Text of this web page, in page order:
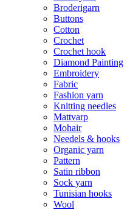
Broderigarn
Buttons
Cotton
Crochet
Crochet hook
Diamond Painting
Embroidery
Fabric
Fashion yarn
Knitting needles
Mattvarp
Mohair
Needels & hooks
Organic yarn
Pattern
Satin ribbon
Sock yarn
Tunisian hooks
Wool